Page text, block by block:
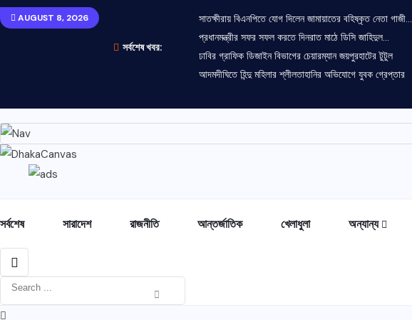
AUGUST 8, 2026
সর্বশেষ খবর:
সাতক্ষীরায় বিএনপিতে যোগ দিলেন জামায়াতের বহিষ্কৃত নেতা গাজী...
প্রধানমন্ত্রীর সফর সফল করতে দিনরাত মাঠে ডিসি জাহিদুল...
ঢাবির গ্রাফিক ডিজাইন বিভাগের চেয়ারম্যান জয়পুরহাটের টুটুল
আদমদীঘিতে হিন্দু মহিলার শ্লীলতাহানির অভিযোগে যুবক গ্রেপ্তার
সর্বশেষ সারাদেশ রাজনীতি আন্তর্জাতিক খেলাধুলা অন্যান্য